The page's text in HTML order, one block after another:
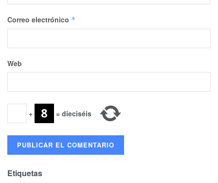
Correo electrónico *
Web
+ = dieciséis
Etiquetas